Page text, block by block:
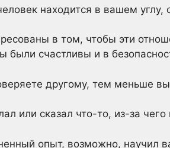
находится в вашем
в том, чтобы эти
были счастливы и в
другому, тем меньше вы
или сказал что-то, из-за
опыт, возможно, научил